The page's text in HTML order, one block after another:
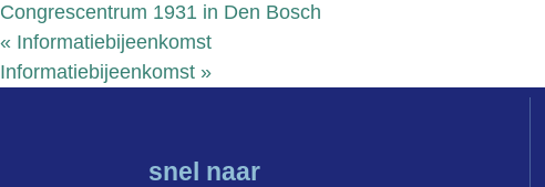
Congrescentrum 1931 in Den Bosch
« Informatiebijeenkomst
Informatiebijeenkomst »
snel naar